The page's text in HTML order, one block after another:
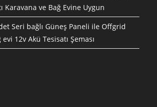
Karavana ve Bağ Evine Uygun
Seri bağlı Güneş Paneli ile Offgrid
12v Akü Tesisatı Şeması